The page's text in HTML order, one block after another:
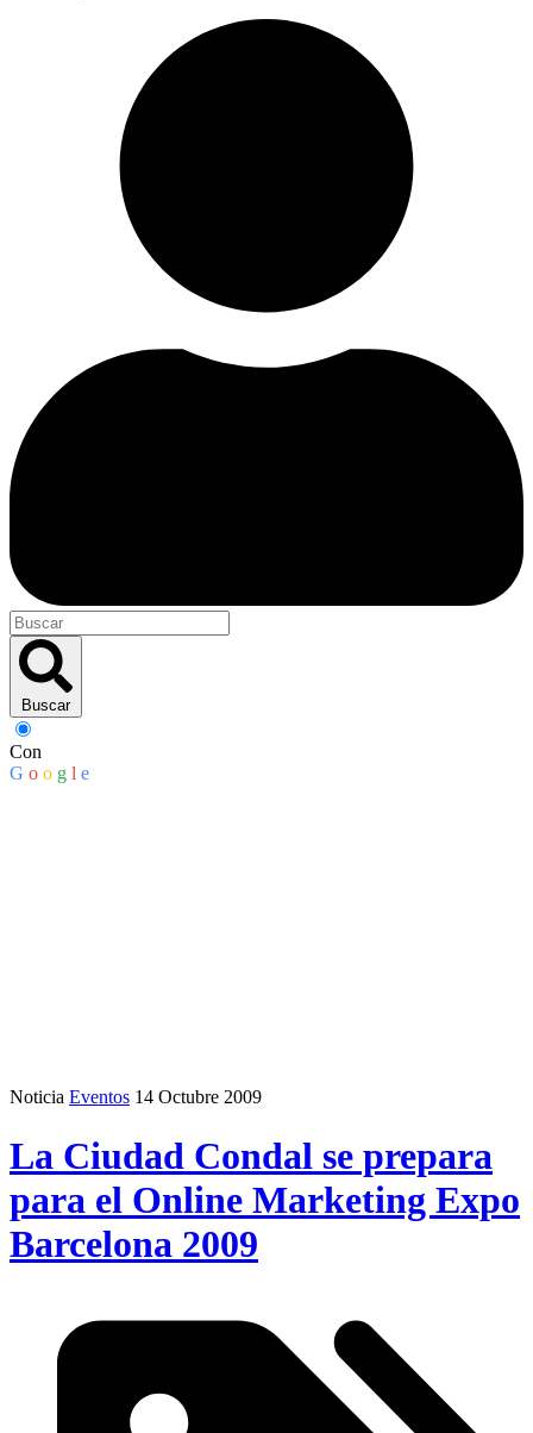
Buscar
Con
G o o g l e
Noticia Eventos 14 Octubre 2009
La Ciudad Condal se prepara
para el Online Marketing Expo
Barcelona 2009